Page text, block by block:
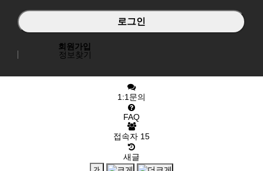
회원가입
정보찾기
1:1문의
FAQ
접속자 15
새글